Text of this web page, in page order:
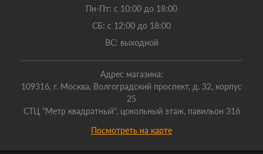
Пн-Пт: с 10:00 до 18:00
СБ: с 12:00 до 18:00
ВС: выходной
Адрес магазина:
109316, г. Москва, Волгоградский проспект, д. 32, корпус
25
СТЦ "Метр квадратный", цокольный этаж, павильон 316
Посмотреть на карте